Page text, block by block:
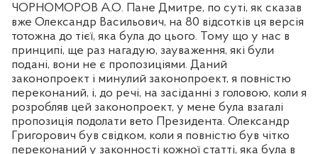
ЧОРНОМОРОВ А.О. Пане Дмитре, по суті, як сказав
вже Олександр Васильович, на 80 відсотків ця версія
тотожна до тієї, яка була до цього. Тому що у нас в
принципі, ще раз нагадую, зауваження, які були
подані, вони не є пропозиціями. Даний
законопроект і минулий законопроект, я повністю
переконаний, і, до речі, на засіданні з головою, коли я
розробляв цей законопроект, у мене була взагалі
пропозиція подолати вето Президента. Олександр
Григорович був свідком, коли я повністю був чітко
переконаний у законності кожної статті, яка була в